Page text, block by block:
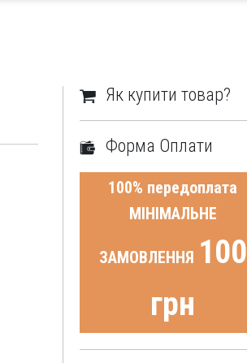
Як купити товар?
Форма Оплати
100% передоплата
МІНІМАЛЬНЕ
ЗАМОВЛЕННЯ 100
грн